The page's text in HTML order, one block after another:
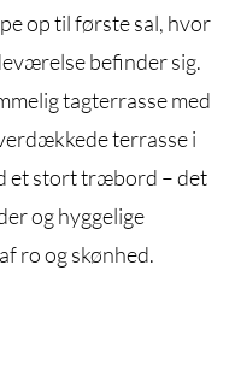
op til første sal, hvor
befinder sig.
tagterrasse med
terrasse i
et stort træbord – det
og hyggelige
ro og skønhed.